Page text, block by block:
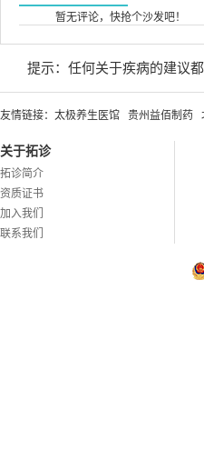
暂无评论，快抢个沙发吧！
提示：任何关于疾病的建议
友情链接： 太极养生医馆 贵州益佰制药
关于拓诊
拓诊简介
资质证书
加入我们
联系我们